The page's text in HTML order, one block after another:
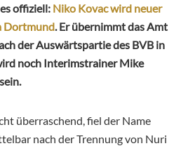
offiziell: Niko Kovac wird neuer
Dortmund. Er übernimmt das Amt
der Auswärtspartie des BVB in
noch Interimstrainer Mike
überraschend, fiel der Name
nach der Trennung von Nuri